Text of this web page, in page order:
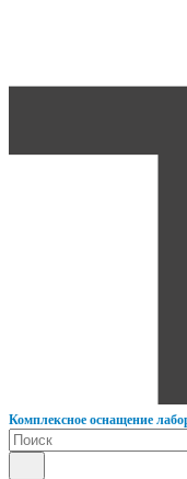
Комплексное оснащение